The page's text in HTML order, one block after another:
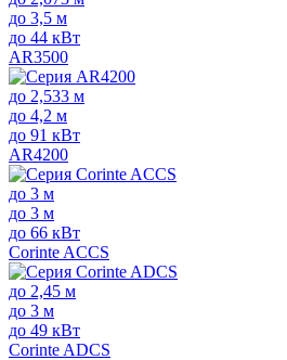
до 3,5 м
до 44 кВт
AR3500
до 2,533 м
до 4,2 м
до 91 кВт
AR4200
до 3 м
до 3 м
до 66 кВт
Corinte ACCS
до 2,45 м
до 3 м
до 49 кВт
Corinte ADCS